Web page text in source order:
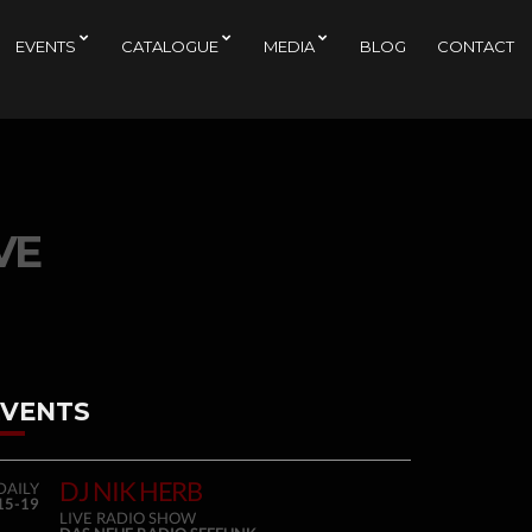
EVENTS CATALOGUE MEDIA BLOG CONTACT
19
DJ NIK HERB
LIVE RADIO SHOW